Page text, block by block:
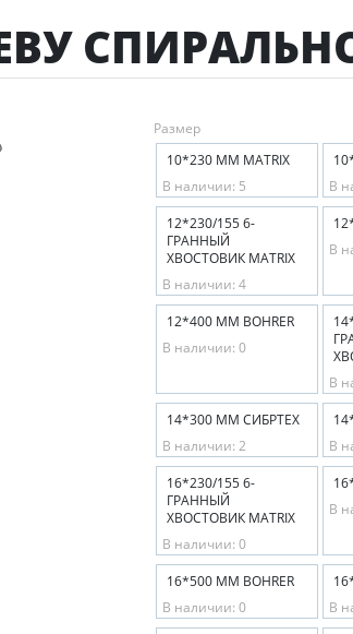
Размер
10*230 ММ MATRIX
В наличии: 5
В
12*230/155 6-
ГРАННЫЙ
ХВОСТОВИК MATRIX
В наличии: 4
В
12*400 ММ BOHRER
В наличии: 0
В
14*300 ММ СИБРТЕХ
В наличии: 2
В
16*230/155 6-
ГРАННЫЙ
ХВОСТОВИК MATRIX
В наличии: 0
В
16*500 ММ BOHRER
В наличии: 0
В